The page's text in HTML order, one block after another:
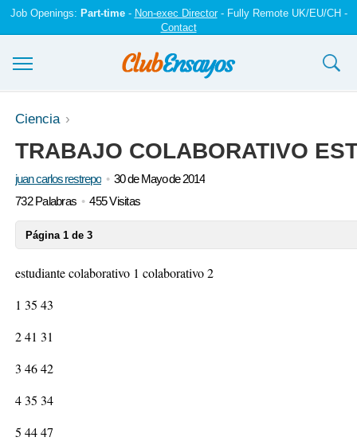
Job Openings: Part-time- Non-exec Director- Fully Remote UK/EU/CH -
Contact
Ensayos y trabajos
Registrarse
Iniciar sesión
Ciencia
TRABAJO COLABORATIVO
juan carlos restrepo
30 de Mayo de 2014
732 Palabras
455 Visitas
Página 1 de 3
estudiante colaborativo 1 colaborativo 2
1 35 43
2 41 31
3 46 42
4 35 34
5 44 47